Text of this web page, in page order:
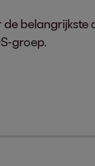
de belangrijkste
groep.